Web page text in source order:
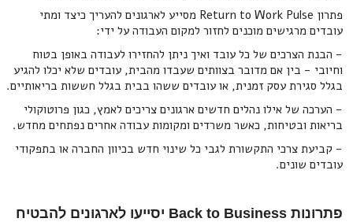
פתרון Return to Work Pulse מסייע לארגונים להעריך כיצד ומתי
עובדים מרגישים מוכנים לחזור למקום העבודה על ידי:
- הבנת הצרכים של כל עובד ואיך ניתן להחזירו לעבודה באופן בטוח
וחיובי - בין אם מדובר בצוותים שעבדו מהבית, עובדים שלא יכלו להגיע
בגלל סגירת עסק זמנית, או עובדים ששהו בבית בגלל חששות בריאותיים.
- הערכה של אילו נהלים חדשים ארגונים צריכים לאמץ, כגון פרוטוקולי
בריאות ובטיחות, כאשר משרדים ומקומות עבודה אחרים נפתחים מחדש.
- קביעת צרכי התקשורת לגבי כל שינוי חדש בכיוון החברה או בתפקודי
עובדים שונים.
פתרונות Back to Business יסייעו לארגונים להבטיח